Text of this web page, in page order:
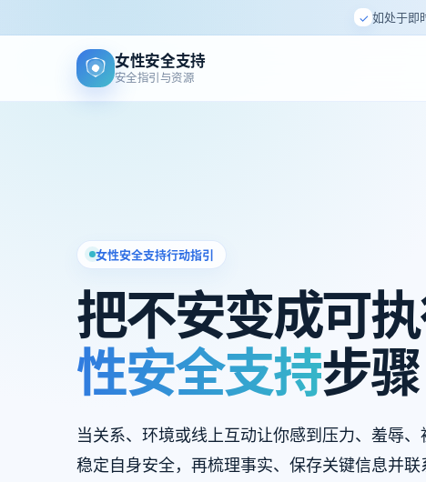
✓ 如处于即
女性安全支持
安全指引与资源
女性安全支持行动指引
把不安变成可
性安全支持步骤
当关系、环境或线上互动让你感到压力、羞辱
稳定自身安全，再梳理事实、保存关键信息并